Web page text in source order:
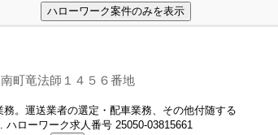
町竜法師１４５６番地
。運送業者の選定・配車業務、その他付随する
ローワーク求人番号 25050-03815661